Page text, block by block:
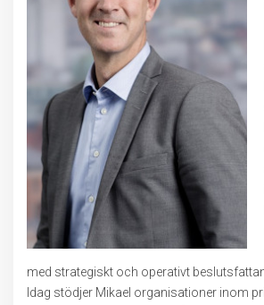
med strategiskt och operativt
Idag stödjer Mikael organisationer inom